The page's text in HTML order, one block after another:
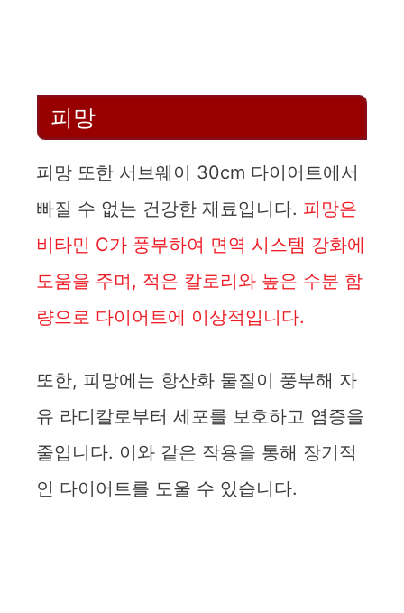
피망
피망 또한 서브웨이 30cm 다이어트에서
빠질 수 없는 건강한 재료입니다. 피망은
비타민 C가 풍부하여 면역 시스템 강화에
도움을 주며, 적은 칼로리와 높은 수분 함
량으로 다이어트에 이상적입니다.
또한, 피망에는 항산화 물질이 풍부해 자
유 라디칼로부터 세포를 보호하고 염증을
줄입니다. 이와 같은 작용을 통해 장기적
인 다이어트를 도울 수 있습니다.